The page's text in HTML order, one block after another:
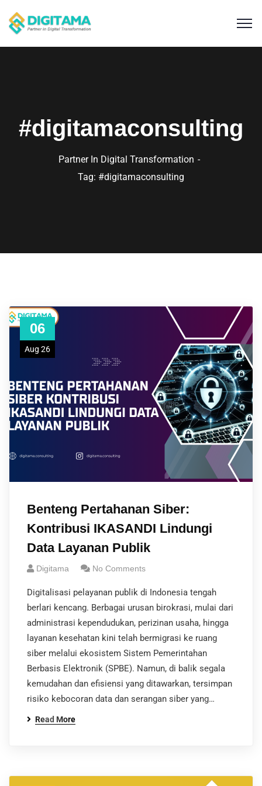
#digitamaconsulting
Partner In Digital Transformation
Tag: #digitamaconsulting
06
Aug 26
Benteng Pertahanan Siber:
Kontribusi IKASANDI Lindungi
Data Layanan Publik
Digitama No Comments
Digitalisasi pelayanan publik di Indonesia tengah
berlari kencang. Berbagai urusan birokrasi, mulai dari
administrasi kependudukan, perizinan usaha, hingga
layanan kesehatan kini telah bermigrasi ke ruang
siber melalui ekosistem Sistem Pemerintahan
Berbasis Elektronik (SPBE). Namun, di balik segala
kemudahan dan efisiensi yang ditawarkan, tersimpan
risiko kebocoran data dan serangan siber yang…
Read More